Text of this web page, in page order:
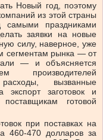
Новый год, поэтому
из этой страны
праздниками
заявки на новые
силу, наверное, уже
сегментам рынка — от
— и объясняется
производителей
вызванные
заготовок и
готовой
при поставках на
460-470 долларов за